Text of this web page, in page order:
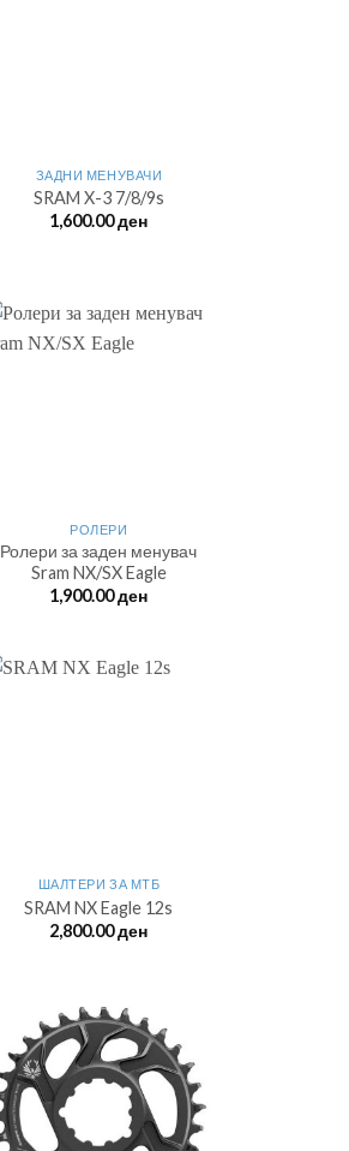
ЗАДНИ МЕНУВАЧИ
SRAM X-3 7/8/9s
1,600.00ден
РОЛЕРИ
Ролери за заден менувач
Sram NX/SX Eagle
1,900.00ден
ШАЛТЕРИ ЗА МTБ
SRAM NX Eagle 12s
2,800.00ден